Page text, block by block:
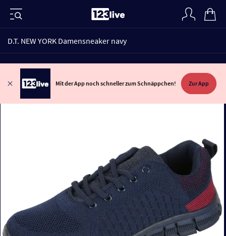
D.T. NEW YORK Damensneaker navy
Mit der App noch schneller zum Schnäppchen! Zur App